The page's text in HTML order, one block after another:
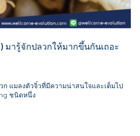
มารู้จักปลวกให้มากขึ้นกันเถอะ
ก แมลงตัวจิ๋วที่มีความน่าสนใจและเต็มไป
ชนิดหนึ่ง